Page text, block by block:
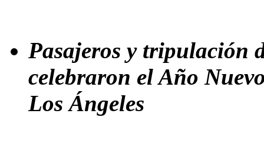
Pasajeros y tripulación
celebraron el Año
Los Ángeles